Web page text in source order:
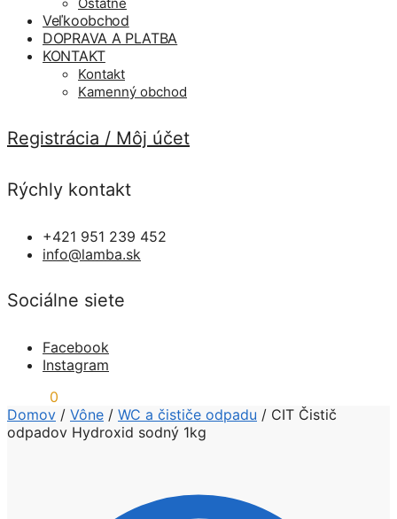
Veľkoobchod
DOPRAVA A PLATBA
KONTAKT
Kontakt
Kamenný obchod
Registrácia / Môj účet
Rýchly kontakt
+421 951 239 452
info@lamba.sk
Sociálne siete
Facebook
Instagram
0
Domov / Vône / WC a čističe odpadu / CIT Čistič
odpadov Hydroxid sodný 1kg